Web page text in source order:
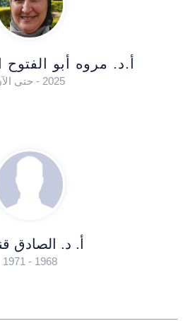
أ.د. مروه أبو الفتوح
2025 - حتى الآن
أ. د. الصادق
1968 - 1971